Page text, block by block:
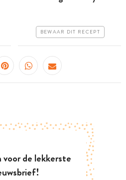
BEWAAR DIT RECEPT
voor de lekkerste